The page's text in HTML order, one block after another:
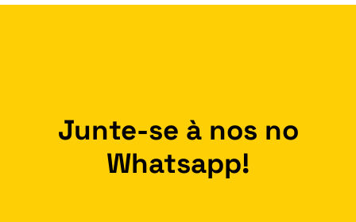
Junte-se à nos no
Whatsapp!